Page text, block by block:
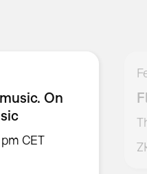
On
CET